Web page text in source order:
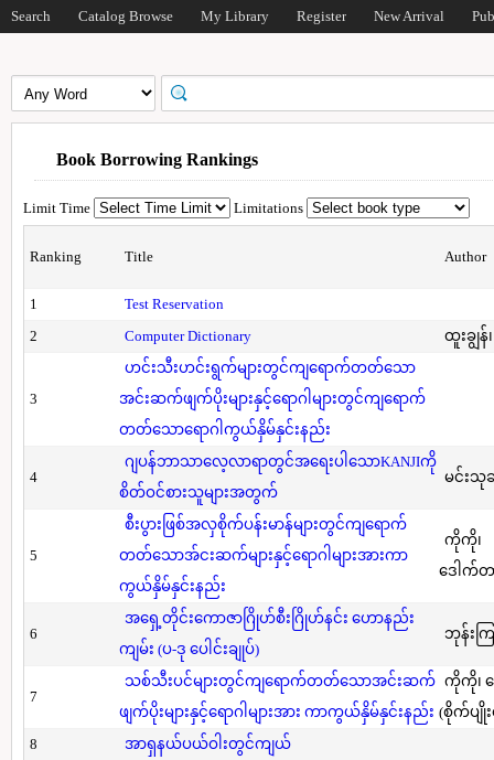
Search Catalog Browse My Library Register New Arrival
Book Borrowing Rankings
Limit Time Limitations
Ranking Title Author
1
Test Reservation
2
Computer Dictionary ထူးချွန်
3
ဟင်းသီးဟင်းရွက်များတွင်ကျရောက်တတ်သော
အင်းဆက်ဖျက်ပိုးများနှင့်ရောဂါများတွင်ကျရောက်
တတ်သောရောဂါကွယ်နှိမ်နှင်းနည်း
4
ဂျပန်ဘာသာလေ့လာရာတွင်အရေးပါသောKANJIကို
စိတ်ဝင်စားသူများအတွက်
မင်းသုခ
5
စီးပွားဖြစ်အလှစိုက်ပန်းမာန်များတွင်ကျရောက်
တတ်သောအ်ငးဆက်များနှင့်ရောဂါများအားကာ
ကွယ်နှိမ်နှင်းနည်း
ကိုကို၊
ဒေါက်တ
6
အရှေ့တိုင်းကောဇာဂြိုဟ်စီးဂြိုဟ်နင်း ဟောနည်း
ကျမ်း (ပ-ဒု ပေါင်းချုပ်)
ဘုန်းက
7
သစ်သီးပင်များတွင်ကျရောက်တတ်သောအင်းဆက်
ဖျက်ပိုးများနှင့်ရောဂါများအား ကာကွယ်နှိမ်နှင်းနည်း
ကိုကို၊
(စိုက်ပျိုး
8
အာရှနယ်ပယ်ဝါးတွင်ကျယ်